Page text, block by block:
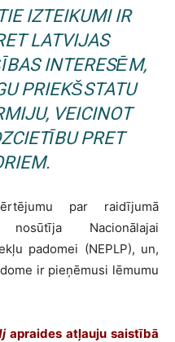
IZTEIKUMI IR
LATVIJAS
INTERESĒM,
PRIEKŠSTATU
VEICINOT
PRET
par raidījumā
Nacionālajai
padomei (NEPLP), un,
ir pieņēmusi lēmumu
apraides atļauju saistībā